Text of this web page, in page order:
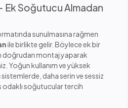
Ek Soğutucu Almadan
sunulmasına rağmen
ile birlikte gelir. Böylece ek bir
doğrudan montaj yaparak
Yoğun kullanım ve yüksek
daha serin ve sessiz
odaklı soğutucular tercih